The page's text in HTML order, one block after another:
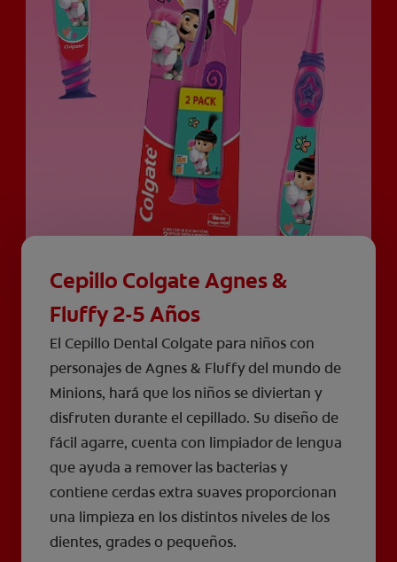
Cepillo Colgate Agnes &
Fluffy 2-5 Años
El Cepillo Dental Colgate para niños con
personajes de Agnes & Fluffy del mundo de
Minions, hará que los niños se diviertan y
disfruten durante el cepillado. Su diseño de
fácil agarre, cuenta con limpiador de lengua
que ayuda a remover las bacterias y
contiene cerdas extra suaves proporcionan
una limpieza en los distintos niveles de los
dientes, grades o pequeños.